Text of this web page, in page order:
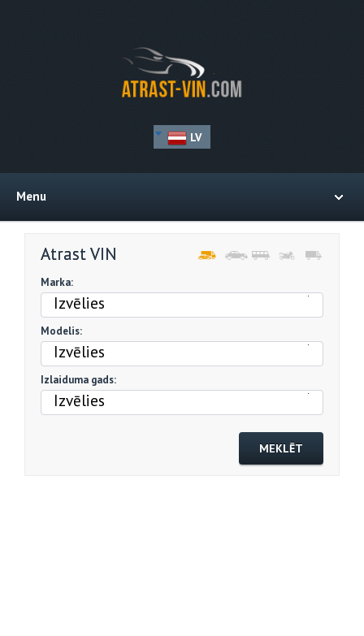
LV
Menu
Atrast VIN
Marka:
Izvēlies
Modelis:
Izvēlies
Izlaiduma gads:
Izvēlies